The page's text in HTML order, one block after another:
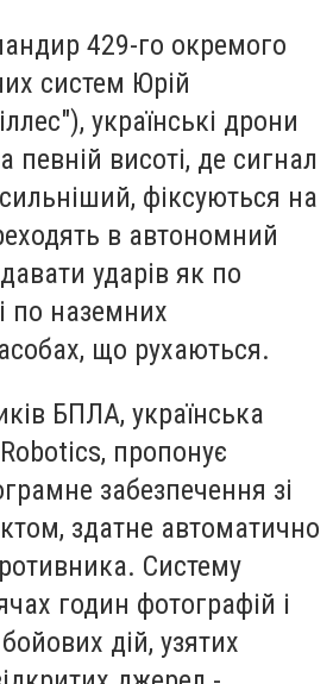
429-го окремого
систем Юрій
українські дрони
певній висоті, де сигнал
фіксуються на
в автономний
ударів як по
по наземних
що рухаються.
БПЛА, українська
пропонує
забезпечення зі
здатне автоматично
Систему
годин фотографій і
дій, узятих